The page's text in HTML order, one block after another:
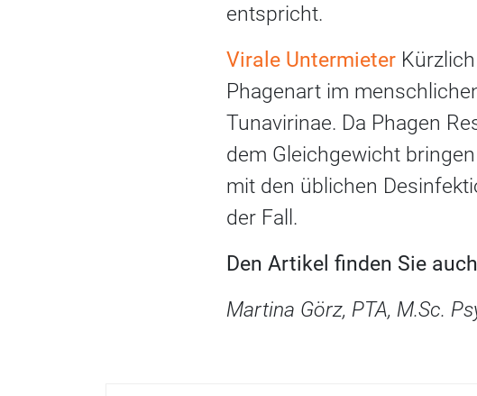
entspricht.
Virale Untermieter
Phagenart im
Tunavirinae. Da Phagen
dem Gleichgewicht
mit den üblichen
der Fall.
Den Artikel finden Sie
Martina Görz, PTA, M.Sc.